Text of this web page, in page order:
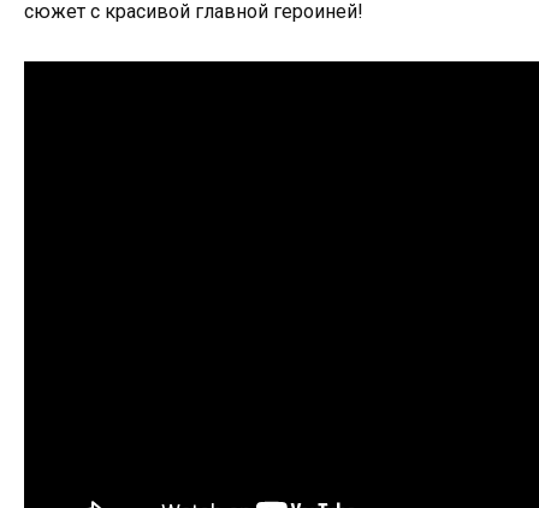
сюжет с красивой главной героиней!